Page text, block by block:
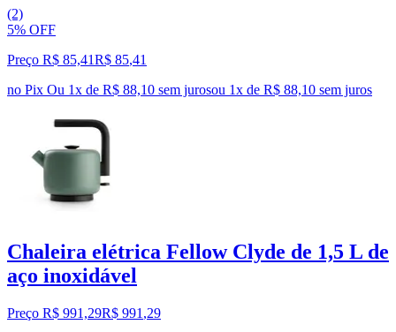
(2)
5% OFF
Preço R$ 85,41R$ 85,41
no Pix Ou 1x de R$ 88,10 sem jurosou 1x de R$ 88,10 sem juros
Chaleira elétrica Fellow Clyde de 1,5 L de
aço inoxidável
Preço R$ 991,29R$ 991 ,29